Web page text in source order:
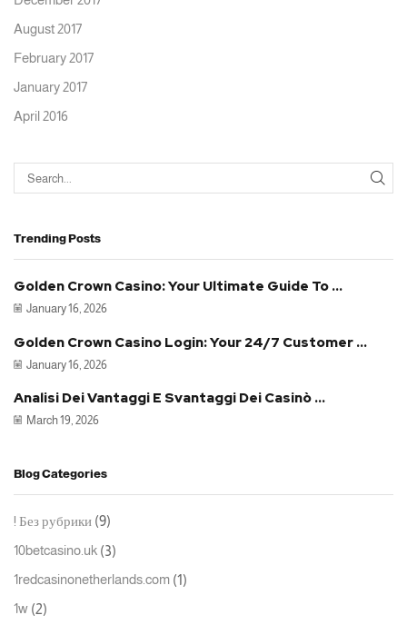
August 2017
February 2017
January 2017
April 2016
Trending Posts
Golden Crown Casino: Your Ultimate Guide To ...
January 16, 2026
Golden Crown Casino Login: Your 24/7 Customer ...
January 16, 2026
Analisi Dei Vantaggi E Svantaggi Dei Casinò ...
March 19, 2026
Blog Categories
! Без рубрики (9)
10betcasino.uk (3)
1redcasinonetherlands.com (1)
1w (2)